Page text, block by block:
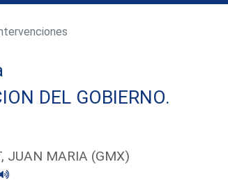
DEL GOBIERNO.
JUAN MARIA (GMX)